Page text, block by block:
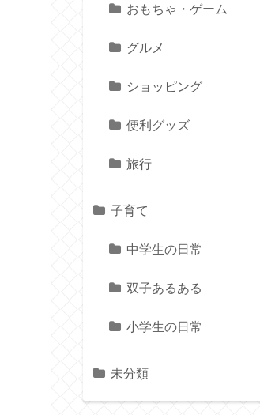
おもちゃ・ゲーム
グルメ
ショッピング
便利グッズ
旅行
子育て
中学生の日常
双子あるある
小学生の日常
未分類